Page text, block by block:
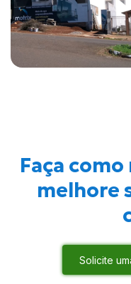
Faça
melhore
Solicite